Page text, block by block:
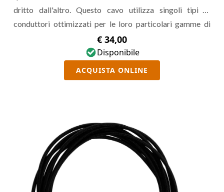
dritto dall'altro. Questo cavo utilizza singoli tipi di
conduttori ottimizzati per le loro particolari gamme di
frequenza, dando vita a un jack affidabile e
particolarmente musicale, dal design retro che ha segnato
la storia del rock 'n roll.
€ 34,00
Disponibile
ACQUISTA ONLINE